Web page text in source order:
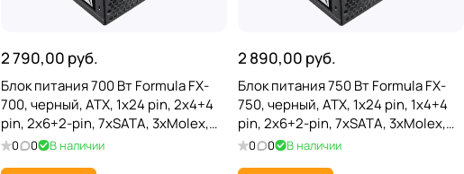
2 790,00 руб.
Блок питания 700 Вт Formula FX-
700, черный, ATX, 1x24 pin, 2x4+4
pin, 2x6+2-pin, 7xSATA, 3xMolex,
AFPC, 120 мм
0 0 В наличии
2 890,00 руб.
Блок питания 750 Вт Formula FX-
750, черный, ATX, 1x24 pin, 1x4+4
pin, 2x6+2-pin, 7xSATA, 3xMolex,
AFPC; 120 мм
0 0 В наличии